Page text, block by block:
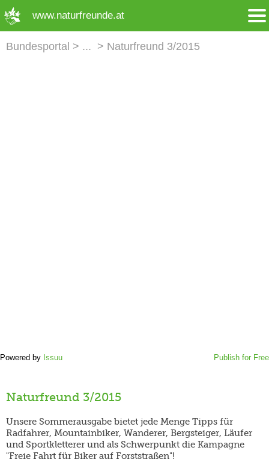
www.naturfreunde.at
Bundesportal Naturfreund 3/2015
Powered by Issuu Publish for Free
Naturfreund 3/2015
Unsere Sommerausgabe bietet jede Menge Tipps für
Radfahrer, Mountainbiker, Wanderer, Bergsteiger, Läufer
und Sportkletterer und als Schwerpunkt die Kampagne
"Freie Fahrt für Biker auf Forststraßen"!